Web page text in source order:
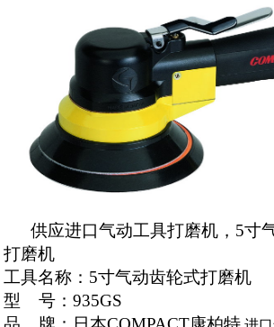
供应进口气动工具打磨机，5寸
打磨机
工具名称： 5寸气动齿轮式打磨机
型
号：935GS